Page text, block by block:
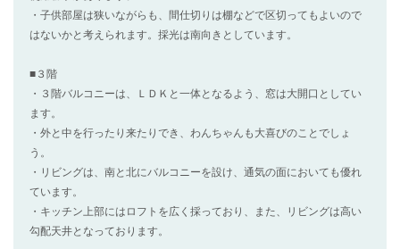
・子供部屋は狭いながらも、間仕切りは棚などで区切ってもよいので
はないかと考えられます。採光は南向きとしています。
■３階
・３階バルコニーは、ＬＤＫと一体となるよう、窓は大開口としてい
ます。
・外と中を行ったり来たりでき、わんちゃんも大喜びのことでしょ
う。
・リビングは、南と北にバルコニーを設け、通気の面においても優れ
ています。
・キッチン上部にはロフトを広く採っており、また、リビングは高い
勾配天井となっております。